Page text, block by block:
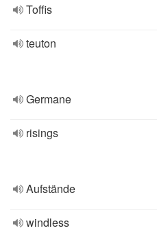
Toffis
teuton
Germane
risings
Aufstände
windless